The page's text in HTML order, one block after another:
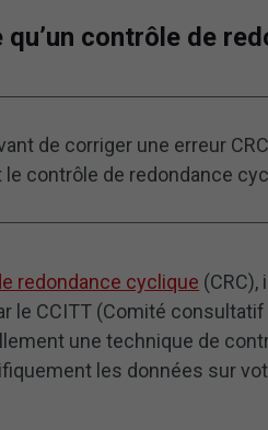
qu’un contrôle de
de corriger une erreur
le contrôle de redondance
redondance cyclique
le CCITT (Comité
une technique de
les données sur